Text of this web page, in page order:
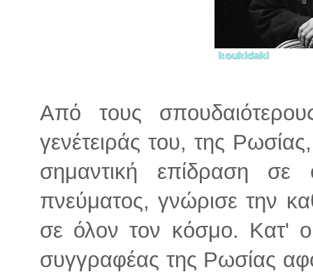
Από τους
γενέτειράς του, της
σημαντική επίδραση
πνεύματος, γνώρισε την
σε όλον τον κόσμο. Κατ'
συγγραφέας της Ρωσίας